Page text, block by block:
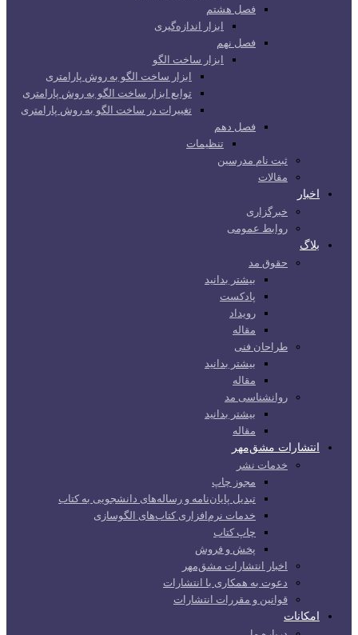
فصل هشتم
ابزار اندازه‌گیری
فصل نهم
ابزار ساخت الگو
ابزار ساخت الگو به روش پارامتری
توابع ابزار ساخت الگو به روش پارامتری
تغییرات در ساخت الگو به روش پارامتری
فصل دهم
تنظیمات
ثبت نام مدرسین
مقالات
اخبار
خبرگزاری
روابط عمومی
بلاگ
حقوق مد
بیشتر بدانید
پادکست
رویداد
مقاله
طراحان فنی
بیشتر بدانید
مقاله
روانشناسی مد
بیشتر بدانید
مقاله
انتشارات مشق‌مهر
خدمات نشر
مجوز چاپ
تبدیل پایان‌نامه و رساله‌های دانشجویی به کتاب
خدمات نرم‌افزاری کتاب‌های الگوسازی
چاپ کتاب
پخش و فروش
اخبار انتشارات مشق‌مهر
دعوت به همکاری با انتشارات
قوانین و مقررات انتشارات
امکانات